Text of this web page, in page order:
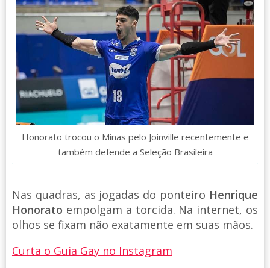
Honorato trocou o Minas pelo Joinville recentemente e
também defende a Seleção Brasileira
Nas quadras, as jogadas do ponteiro Henrique
Honorato empolgam a torcida. Na internet, os
olhos se fixam não exatamente em suas mãos.
Curta o Guia Gay no Instagram